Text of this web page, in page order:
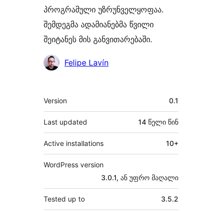
პროგრამული უზრუნველყოფაა.
შემდეგმა ადამიანებმა წვილი
შეიტანეს მის განვითარებაში.
მონაწილეები
Felipe Lavín
მეტა
Version 0.1
Last updated 14 წელი წინ
Active installations 10+
WordPress version
3.0.1, ან უფრო მაღალი
Tested up to 3.5.2